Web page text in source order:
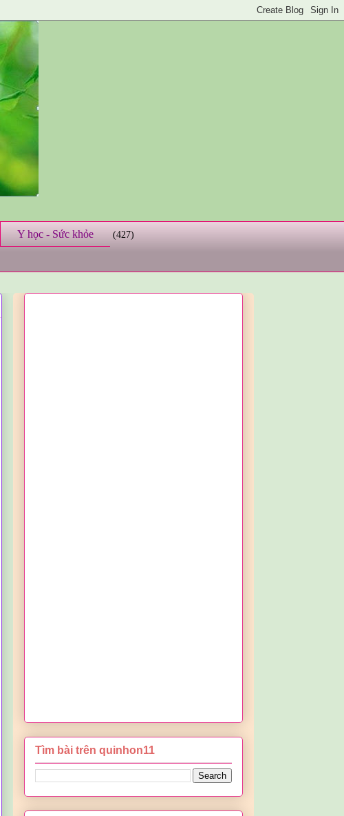
Y học - Sức khỏe (427)
Tìm bài trên quinhon11